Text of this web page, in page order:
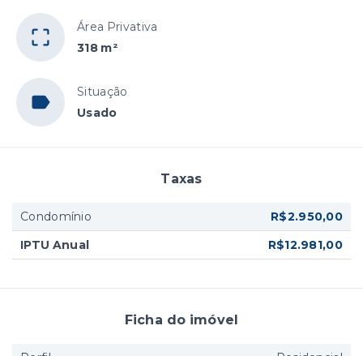
Área Privativa
318 m²
Situação
Usado
Taxas
Condomínio
R$2.950,00
IPTU Anual
R$12.981,00
Ficha do imóvel